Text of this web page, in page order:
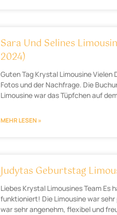
Sara Und Selines
2024)
Guten Tag Krystal Limousine Vielen
Fotos und der Nachfrage. Die
Limousine war das Tüpfchen auf
MEHR LESEN »
Judytas Geburtstag
Liebes Krystal Limousines Team Es
funktioniert! Die Limousine war
war sehr angenehm, flexibel und